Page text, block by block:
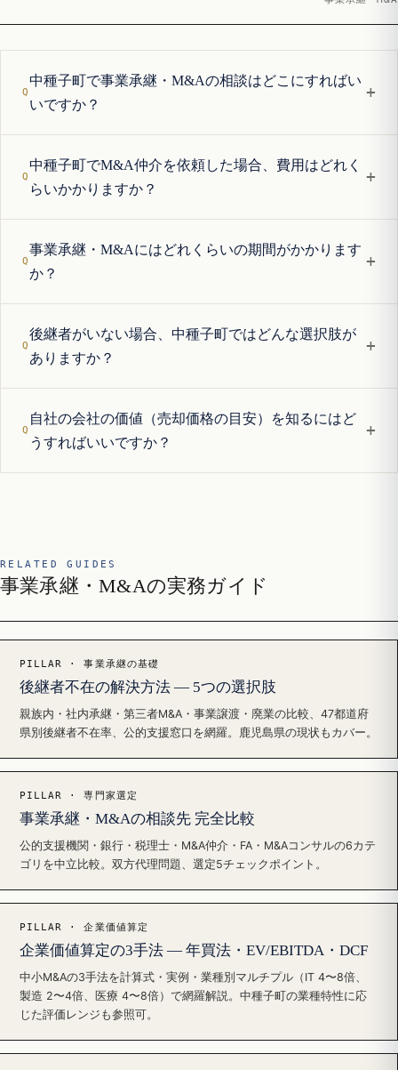
中種子町で事業承継・M&Aの相談はどこにすればい
いですか？
+
中種子町でM&A仲介を依頼した場合、費用はどれく
らいかかりますか？
+
事業承継・M&Aにはどれくらいの期間がかかります
か？
+
後継者がいない場合、中種子町ではどんな選択肢が
ありますか？
+
自社の会社の価値（売却価格の目安）を知るにはど
うすればいいですか？
+
RELATED GUIDES
事業承継・M&Aの実務ガイド
PILLAR · 事業承継の基礎
後継者不在の解決方法 — 5つの選択肢
親族内・社内承継・第三者M&A・事業譲渡・廃業の比較、47都道府
県別後継者不在率、公的支援窓口を網羅。鹿児島県の現状もカバー。
PILLAR · 専門家選定
事業承継・M&Aの相談先 完全比較
公的支援機関・銀行・税理士・M&A仲介・FA・M&Aコンサルの6カテ
ゴリを中立比較。双方代理問題、選定5チェックポイント。
PILLAR · 企業価値算定
企業価値算定の3手法 — 年買法・EV/EBITDA・DCF
中小M&Aの3手法を計算式・実例・業種別マルチプル（IT 4〜8倍、
製造 2〜4倍、医療 4〜8倍）で網羅解説。中種子町の業種特性に応
じた評価レンジも参照可。